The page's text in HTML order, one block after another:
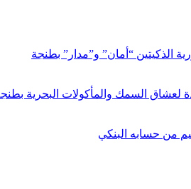
الذكيتين “أمان” و”مدار” بطنجة